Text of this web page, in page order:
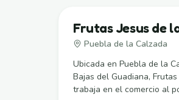
Frutas Jesus de
Puebla de la Calzada
Ubicada en Puebla de la
Bajas del Guadiana, Frutas
trabaja en el comercio al